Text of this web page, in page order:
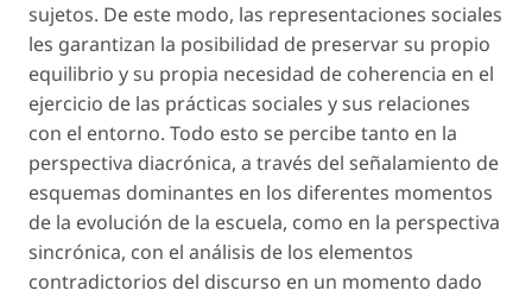
sujetos. De este modo, las representaciones sociales
les garantizan la posibilidad de preservar su propio
equilibrio y su propia necesidad de coherencia en el
ejercicio de las prácticas sociales y sus relaciones
con el entorno. Todo esto se percibe tanto en la
perspectiva diacrónica, a través del señalamiento de
esquemas dominantes en los diferentes momentos
de la evolución de la escuela, como en la perspectiva
sincrónica, con el análisis de los elementos
contradictorios del discurso en un momento dado